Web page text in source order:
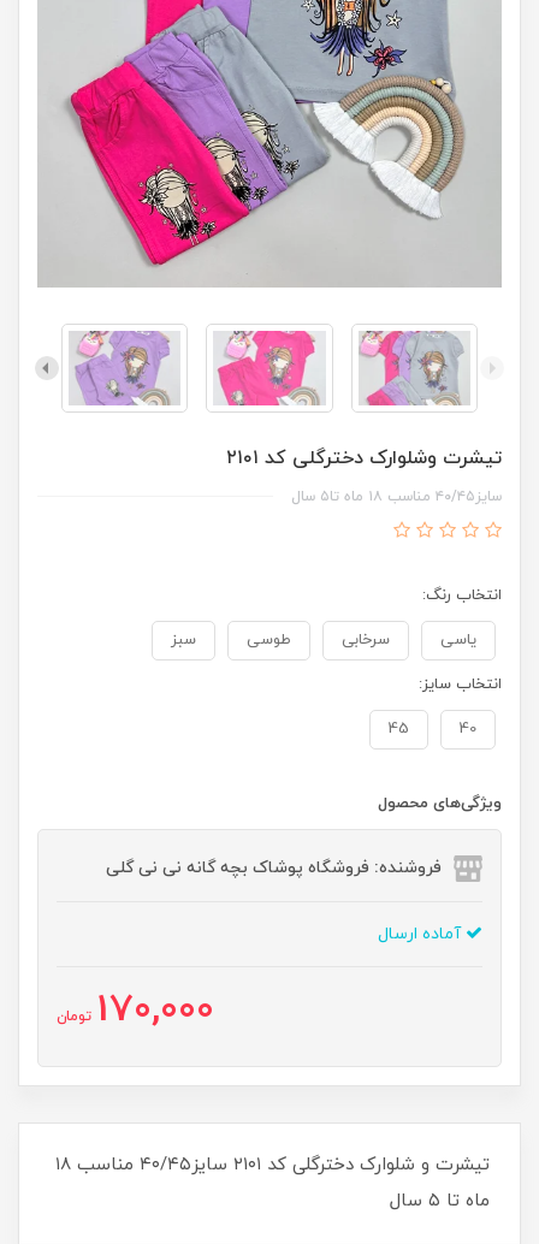
تیشرت وشلوارک دخترگلی کد ۲۱۰۱
سایز۴۰/۴۵ مناسب ۱۸ ماه تا۵ سال
انتخاب رنگ:
یاسی سرخابی طوسی سبز
انتخاب سایز:
40
45
ویژگی‌های محصول
فروشنده: فروشگاه پوشاک بچه گانه نی نی گلی
آماده ارسال
170,000 تومان
تیشرت و شلوارک دخترگلی کد ۲۱۰۱ سایز۴۰/۴۵ مناسب ۱۸
ماه تا ۵ سال